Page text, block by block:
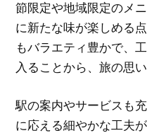
節限定や地域限定のメ
に新たな味が楽しめる
もバラエティ豊かで、
入ることから、旅の思
駅の案内やサービスも
に応える細やかな工夫